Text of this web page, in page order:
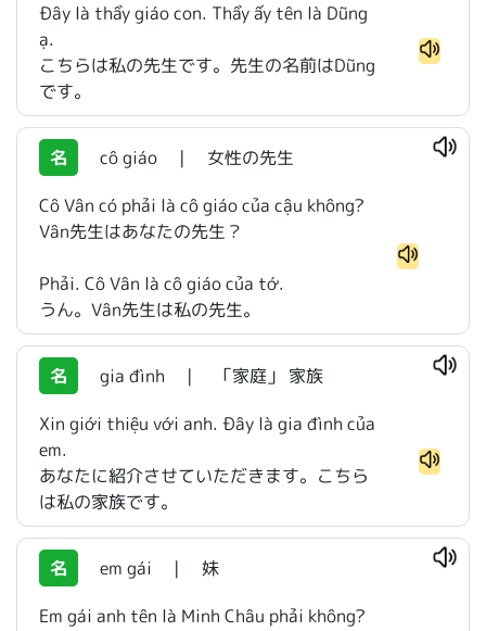
Đây là thầy giáo con. Thầy ấy tên là Dũng
ạ.
こちらは私の先生です。先生の名前はDũng
です。
名 cô giáo |
女性の先生
Cô Vân có phải là cô giáo của cậu không?
Vân先生はあなたの先生？
Phải. Cô Vân là cô giáo của tớ.
うん。Vân先生は私の先生。
名 gia đình |
「家庭」 家族
Xin giới thiệu với anh. Đây là gia đình của
em.
あなたに紹介させていただきます。こちら
は私の家族です。
名 em gái |
妹
Em gái anh tên là Minh Châu phải không?